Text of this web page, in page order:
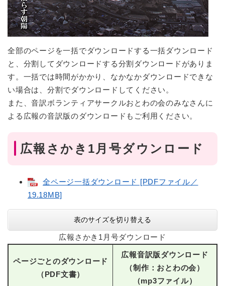
全部のページを一括でダウンロードする一括ダウンロード
と、分割してダウンロードする分割ダウンロードがありま
す。一括では時間がかかり、なかなかダウンロードできな
い場合は、分割でダウンロードしてください。
また、音訳ボランティアサークルおとわの会のみなさんに
よる広報の音訳版のダウンロードもご利用ください。
広報さかき1月号ダウンロード
全ページ一括ダウンロード [PDFファイル／
19.18MB]
表のサイズを切り替える
広報さかき1月号ダウンロード
ページごとのダウンロード
（PDF文書）
広報音訳版ダウンロード
（制作：おとわの会）
（mp3ファイル）